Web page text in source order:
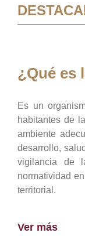
¿Qué es
Es un
habitantes de
ambiente
desarrollo,
vigilancia de
normatividad
territorial.
Ver más